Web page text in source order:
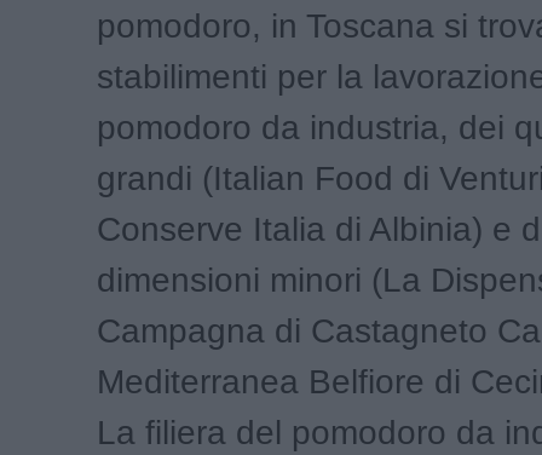
pomodoro, in Toscana si
stabilimenti per la
pomodoro da industria, dei
grandi (Italian Food di
Conserve Italia di Albinia) e
dimensioni minori (La
Campagna di Castagneto
Mediterranea Belfiore di
La filiera del pomodoro da